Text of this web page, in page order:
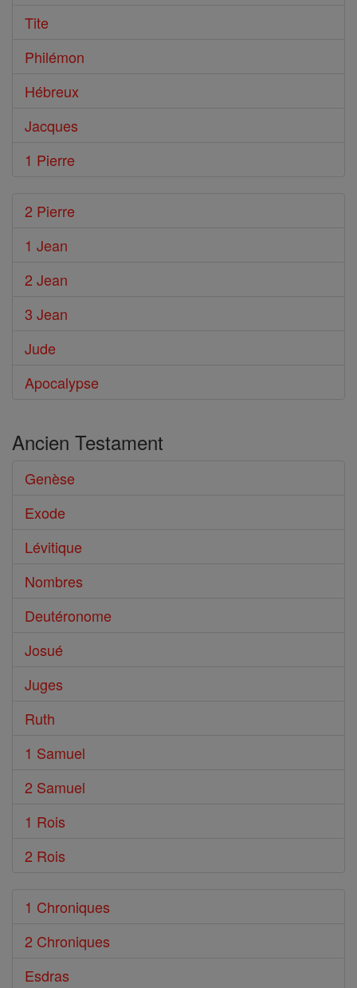
Tite
Philémon
Hébreux
Jacques
1 Pierre
2 Pierre
1 Jean
2 Jean
3 Jean
Jude
Apocalypse
Ancien Testament
Genèse
Exode
Lévitique
Nombres
Deutéronome
Josué
Juges
Ruth
1 Samuel
2 Samuel
1 Rois
2 Rois
1 Chroniques
2 Chroniques
Esdras